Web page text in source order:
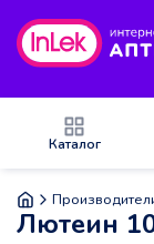
Каталог
Лютеин